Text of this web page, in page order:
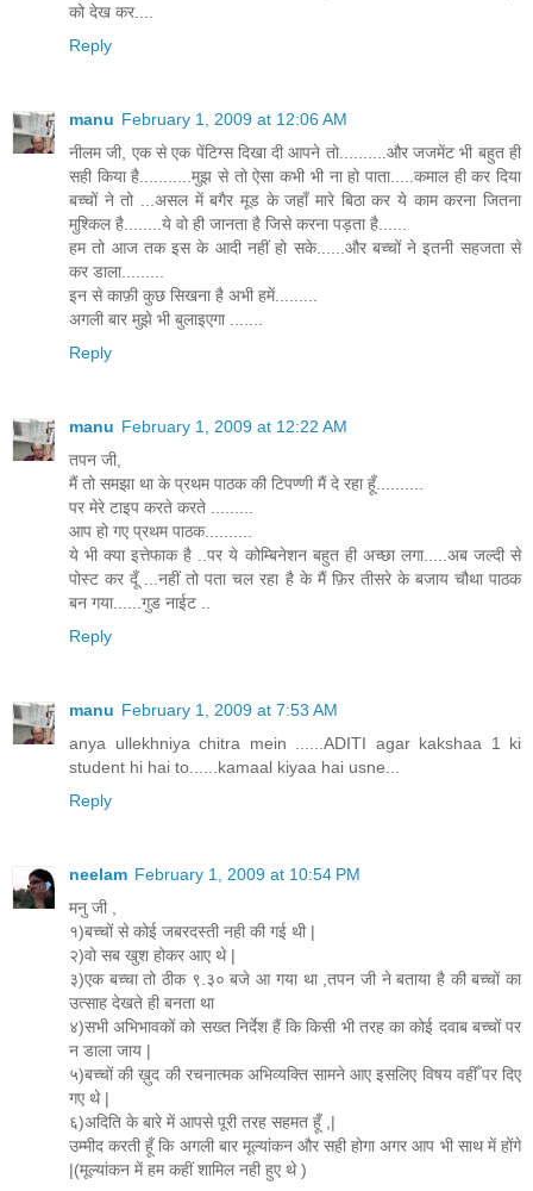
को देख कर....
Reply
manu February 1, 2009 at 12:06 AM
नीलम जी, एक से एक पेंटिग्स दिखा दी आपने तो..........और जजमेंट भी बहुत ही
सही किया है...........मुझ से तो ऐसा कभी भी ना हो पाता.....कमाल ही कर दिया
बच्चों ने तो ...असल में बगैर मूड के जहाँ मारे बिठा कर ये काम करना जितना
मुश्किल है........ये वो ही जानता है जिसे करना पड़ता है......
हम तो आज तक इस के आदी नहीं हो सके......और बच्चों ने इतनी सहजता से
कर डाला.........
इन से काफ़ी कुछ सिखना है अभी हमें.........
अगली बार मुझे भी बुलाइएगा .......
Reply
manu February 1, 2009 at 12:22 AM
तपन जी,
मैं तो समझा था के प्रथम पाठक की टिपण्णी मैं दे रहा हूँ..........
पर मेरे टाइप करते करते .........
आप हो गए प्रथम पाठक..........
ये भी क्या इत्तेफाक है ..पर ये कोम्बिनेशन बहुत ही अच्छा लगा.....अब जल्दी से
पोस्ट कर दूँ ...नहीं तो पता चल रहा है के मैं फ़िर तीसरे के बजाय चौथा पाठक
बन गया......गुड नाईट ..
Reply
manu February 1, 2009 at 7:53 AM
anya ullekhniya chitra mein ......ADITI agar kakshaa 1 ki
student hi hai to......kamaal kiyaa hai usne...
Reply
neelam February 1, 2009 at 10:54 PM
मनु जी ,
१)बच्चों से कोई जबरदस्ती नही की गई थी |
२)वो सब खुश होकर आए थे |
३)एक बच्चा तो ठीक ९.३० बजे आ गया था ,तपन जी ने बताया है की बच्चों का
उत्साह देखते ही बनता था
४)सभी अभिभावकों को सख्त निर्देश हैं कि किसी भी तरह का कोई दवाब बच्चों पर
न डाला जाय |
५)बच्चों की ख़ुद की रचनात्मक अभिव्यक्ति सामने आए इसलिए विषय वहीँ पर दिए
गए थे |
६)अदिति के बारे में आपसे पूरी तरह सहमत हूँ ,|
उम्मीद करती हूँ कि अगली बार मूल्यांकन और सही होगा अगर आप भी साथ में होंगे
|(मूल्यांकन में हम कहीं शामिल नही हुए थे )